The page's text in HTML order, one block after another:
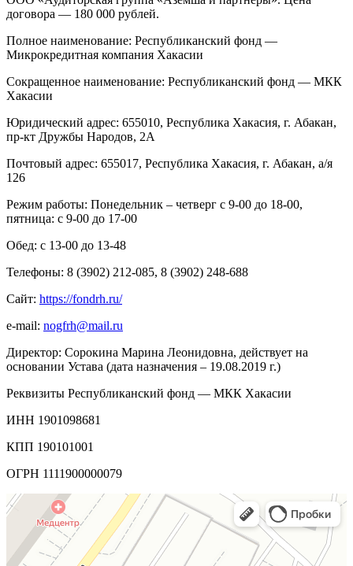
договора — 180 000 рублей.
Полное наименование: Республиканский фонд —
Микрокредитная компания Хакасии
Сокращенное наименование: Республиканский фонд — МКК
Хакасии
Юридический адрес: 655010, Республика Хакасия, г. Абакан,
пр-кт Дружбы Народов, 2А
Почтовый адрес: 655017, Республика Хакасия, г. Абакан, а/я
126
Режим работы: Понедельник – четверг с 9-00 до 18-00,
пятница: с 9-00 до 17-00
Обед: с 13-00 до 13-48
Телефоны: 8 (3902) 212-085, 8 (3902) 248-688
Сайт: https://fondrh.ru/
e-mail: nogfrh@mail.ru
Директор: Сорокина Марина Леонидовна, действует на
основании Устава (дата назначения – 19.08.2019 г.)
Реквизиты Республиканский фонд — МКК Хакасии
ИНН 1901098681
КПП 190101001
ОГРН 1111900000079